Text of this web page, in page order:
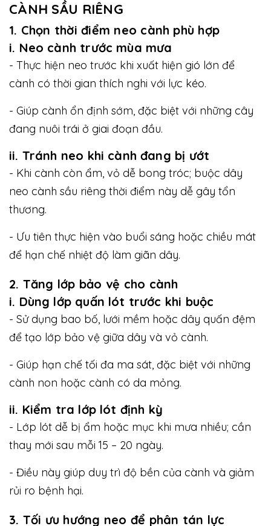
CÀNH SẦU RIÊNG
1. Chọn thời điểm neo cành phù hợp
i. Neo cành trước mùa mưa
- Thực hiện neo trước khi xuất hiện gió lớn để
cành có thời gian thích nghi với lực kéo.
- Giúp cành ổn định sớm, đặc biệt với những cây
đang nuôi trái ở giai đoạn đầu.
ii. Tránh neo khi cành đang bị ướt
- Khi cành còn ẩm, vỏ dễ bong tróc; buộc dây
neo cành sầu riêng thời điểm này dễ gây tổn
thương.
- Ưu tiên thực hiện vào buổi sáng hoặc chiều mát
để hạn chế nhiệt độ làm giãn dây.
2. Tăng lớp bảo vệ cho cành
i. Dùng lớp quấn lót trước khi buộc
- Sử dụng bao bố, lưới mềm hoặc dây quấn đệm
để tạo lớp bảo vệ giữa dây và vỏ cành.
- Giúp hạn chế tối đa ma sát, đặc biệt với những
cành non hoặc cành có da mỏng.
ii. Kiểm tra lớp lót định kỳ
- Lớp lót dễ bị ẩm hoặc mục khi mưa nhiều; cần
thay mới sau mỗi 15 – 20 ngày.
- Điều này giúp duy trì độ bền của cành và giảm
rủi ro bệnh hại.
3. Tối ưu hướng neo để phân tán lực